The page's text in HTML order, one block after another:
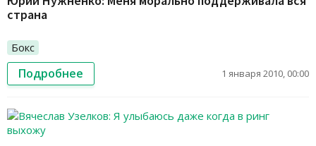
страна
Бокс
Подробнее 1 января 2010, 00:00